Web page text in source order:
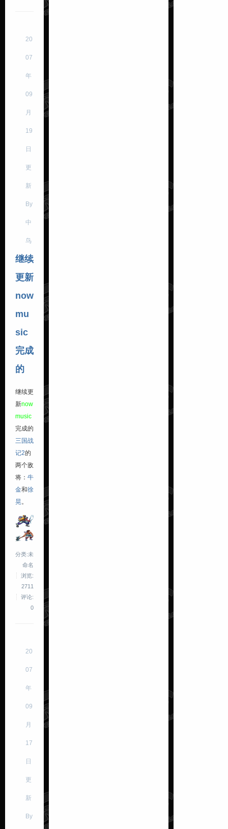
20
07
年
09
月
19
日
更
新
By
中
鸟
继续
更新
now
mu
sic
完成
的
继续更
新now
music
完成的
三国战
记2的
两个敌
将： 牛
金和徐
晃 。
分类:未
命名
浏览:
2711
评论:
0
20
07
年
09
月
17
日
更
新
By